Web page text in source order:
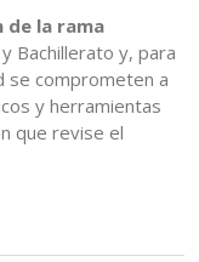
de la rama
Bachillerato y, para
se comprometen a
y herramientas
que revise el